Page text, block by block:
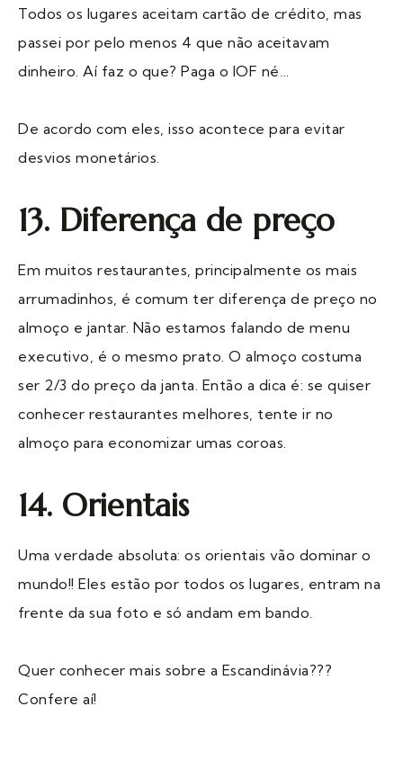
Todos os lugares aceitam cartão de crédito, mas
passei por pelo menos 4 que não aceitavam
dinheiro. Aí faz o que? Paga o IOF né…
De acordo com eles, isso acontece para evitar
desvios monetários.
13. Diferença de preço
Em muitos restaurantes, principalmente os mais
arrumadinhos, é comum ter diferença de preço no
almoço e jantar. Não estamos falando de menu
executivo, é o mesmo prato. O almoço costuma
ser 2/3 do preço da janta. Então a dica é: se quiser
conhecer restaurantes melhores, tente ir no
almoço para economizar umas coroas.
14. Orientais
Uma verdade absoluta: os orientais vão dominar o
mundo!! Eles estão por todos os lugares, entram na
frente da sua foto e só andam em bando.
Quer conhecer mais sobre a Escandinávia???
Confere aí!